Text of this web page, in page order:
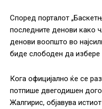
Според порталот
последните денови како
денови воопшто во
биде слободен да избере
Кога официјално ќе се
потпише двегодишен
Жалгирис, објавува